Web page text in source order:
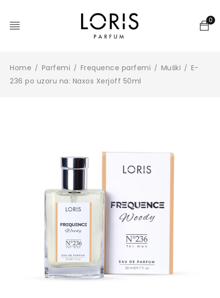
0
Home / Parfemi / Frequence parfemi / Muški / E-
236 po uzoru na: Naxos Xerjoff 50ml